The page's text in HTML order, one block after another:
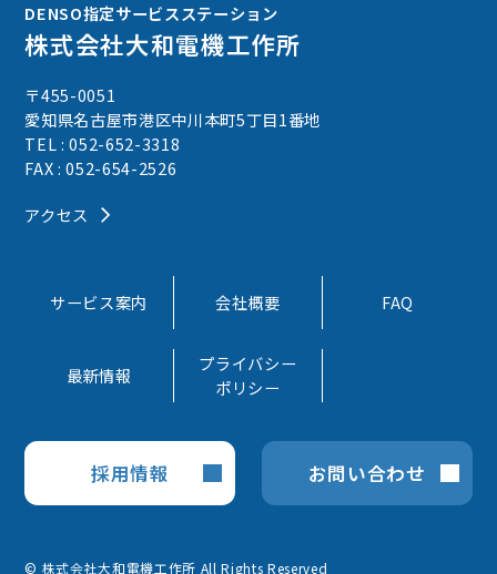
DENSO指定サービスステーション
株式会社大和電機工作所
〒455-0051
愛知県名古屋市港区中川本町5丁目1番地
TEL : 052-652-3318
FAX : 052-654-2526
アクセス
サービス案内 会社概要 FAQ
最新情報
プライバシー
ポリシー
採用情報 お問い合わせ
© 株式会社大和電機工作所 All Rights Reserved